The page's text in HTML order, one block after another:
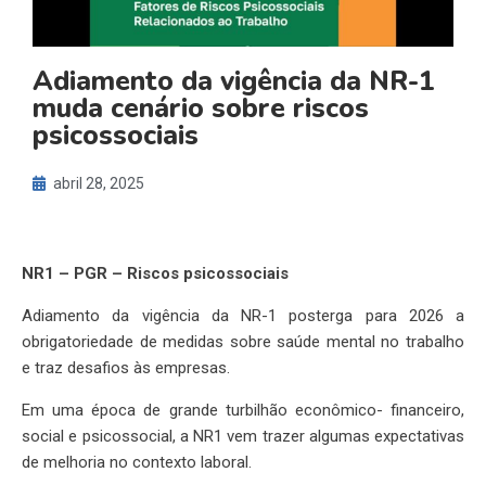
Adiamento da vigência da NR-1
muda cenário sobre riscos
psicossociais
abril 28, 2025
NR1 – PGR – Riscos psicossociais
Adiamento da vigência da NR-1 posterga para 2026 a
obrigatoriedade de medidas sobre saúde mental no trabalho
e traz desafios às empresas.
Em uma época de grande turbilhão econômico- financeiro,
social e psicossocial, a NR1 vem trazer algumas expectativas
de melhoria no contexto laboral.